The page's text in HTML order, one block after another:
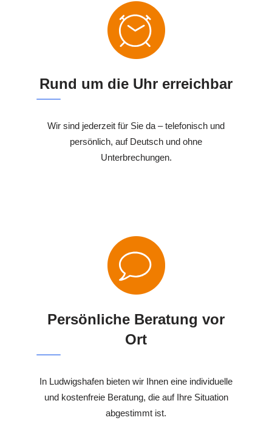
Rund um die Uhr erreichbar
Wir sind jederzeit für Sie da – telefonisch und
persönlich, auf Deutsch und ohne
Unterbrechungen.
Persönliche Beratung vor
Ort
In Ludwigshafen bieten wir Ihnen eine individuelle
und kostenfreie Beratung, die auf Ihre Situation
abgestimmt ist.